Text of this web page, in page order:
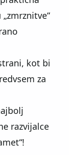
zmrznitve
kot bi
za
razvijalce
!